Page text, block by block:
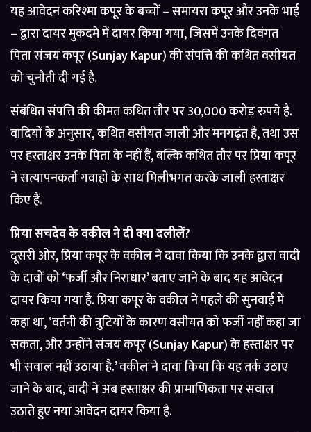
यह आवेदन करिश्मा कपूर के बच्चों – समायरा कपूर और उनके भाई
– द्वारा दायर मुकदमे में दायर किया गया, जिसमें उनके दिवंगत
पिता संजय कपूर (Sunjay Kapur) की संपत्ति की कथित वसीयत
को चुनौती दी गई है.
संबंधित संपत्ति की कीमत कथित तौर पर 30,000 करोड़ रुपये है.
वादियों के अनुसार, कथित वसीयत जाली और मनगढ़ंत है, तथा उस
पर हस्ताक्षर उनके पिता के नहीं हैं, बल्कि कथित तौर पर प्रिया कपूर
ने सत्यापनकर्ता गवाहों के साथ मिलीभगत करके जाली हस्ताक्षर
किए हैं.
प्रिया सचदेव के वकील ने दी क्या दलीलें?
दूसरी ओर, प्रिया कपूर के वकील ने दावा किया कि उनके द्वारा वादी
के दावों को ‘फर्जी और निराधार’ बताए जाने के बाद यह आवेदन
दायर किया गया है. प्रिया कपूर के वकील ने पहले की सुनवाई में
कहा था, ‘वर्तनी की त्रुटियों के कारण वसीयत को फर्जी नहीं कहा जा
सकता, और उन्होंने संजय कपूर (Sunjay Kapur) के हस्ताक्षर पर
भी सवाल नहीं उठाया है.’ वकील ने दावा किया कि यह तर्क उठाए
जाने के बाद, वादी ने अब हस्ताक्षर की प्रामाणिकता पर सवाल
उठाते हुए नया आवेदन दायर किया है.